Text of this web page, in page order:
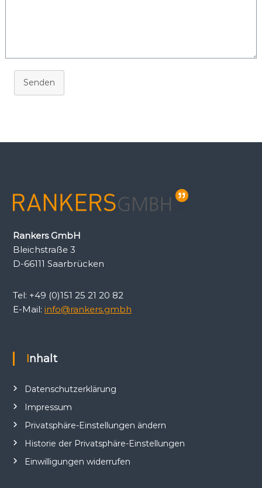
Senden
Rankers GmbH
Bleichstraße 3
D-66111 Saarbrücken
Tel: +49 (0)151 25 21 20 82
E-Mail: info@rankers.gmbh
Inhalt
Datenschutzerklärung
Impressum
Privatsphäre-Einstellungen ändern
Historie der Privatsphäre-Einstellungen
Einwilligungen widerrufen